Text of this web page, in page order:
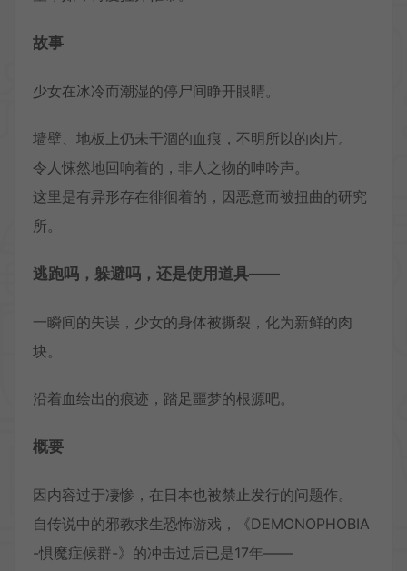
故事
少女在冰冷而潮湿的停尸间睁开眼睛。
墙壁、地板上仍未干涸的血痕，不明所以的肉片。
令人悚然地回响着的，非人之物的呻吟声。
这里是有异形存在徘徊着的，因恶意而被扭曲的研究
所。
逃跑吗，躲避吗，还是使用道具——
一瞬间的失误，少女的身体被撕裂，化为新鲜的肉
块。
沿着血绘出的痕迹，踏足噩梦的根源吧。
概要
因内容过于凄惨，在日本也被禁止发行的问题作。
自传说中的邪教求生恐怖游戏，《DEMONOPHOBIA
-惧魔症候群-》的冲击过后已是17年——